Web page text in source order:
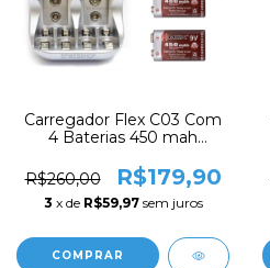
Carregador Flex C03 Com
4 Baterias 450 mah
Lítio Ion Mo-9v450
R$260,00 R$179,90
3 x de R$59,97 sem juros